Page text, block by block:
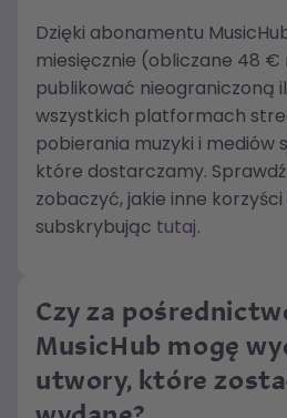
Dzięki abonamentu
miesięcznie (obliczane 48 €
publikować nieograniczoną
wszystkich platformach
pobierania muzyki i mediów
które dostarczamy.
zobaczyć, jakie inne korzyści
subskrybując tutaj.
Czyza
MusicHub mogę
utwory, które